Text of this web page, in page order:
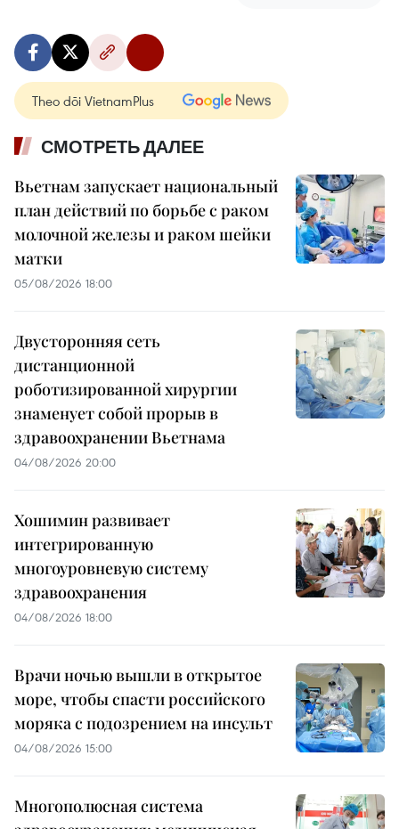
Theo dõi VietnamPlus
СМОТРЕТЬ ДАЛЕЕ
Вьетнам запускает национальный
план действий по борьбе с раком
молочной железы и раком шейки
матки
05/08/2026 18:00
Двусторонняя сеть
дистанционной
роботизированной хирургии
знаменует собой прорыв в
здравоохранении Вьетнама
04/08/2026 20:00
Хошимин развивает
интегрированную
многоуровневую систему
здравоохранения
04/08/2026 18:00
Врачи ночью вышли в открытое
море, чтобы спасти российского
моряка с подозрением на инсульт
04/08/2026 15:00
Многополюсная система